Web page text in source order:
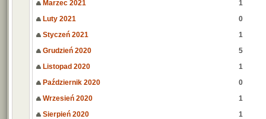
Marzec 2021
1
Luty 2021
0
Styczeń 2021
1
Grudzień 2020
5
Listopad 2020
1
Październik 2020
0
Wrzesień 2020
1
Sierpień 2020
1